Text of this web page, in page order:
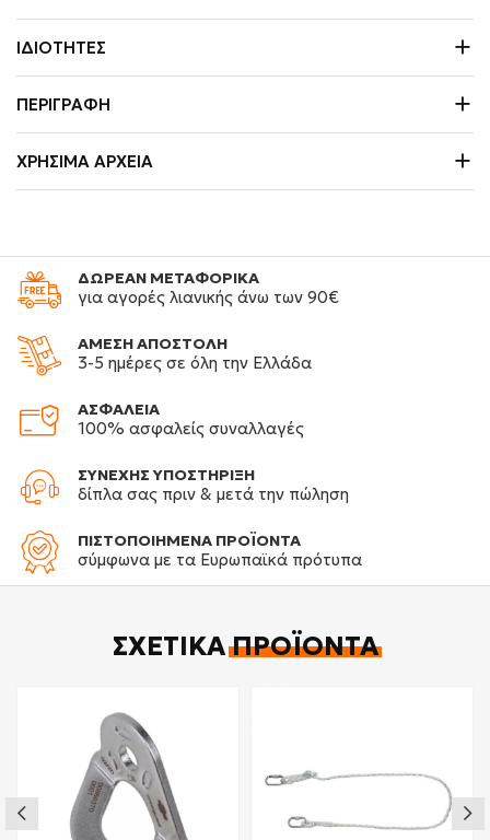
ΙΔΙΌΤΗΤΕΣ
ΠΕΡΙΓΡΑΦΉ
ΧΡΉΣΙΜΑ ΑΡΧΕΊΑ
ΔΩΡΕΑΝ ΜΕΤΑΦΟΡΙΚΑ
για αγορές λιανικής άνω των 90€
ΑΜΕΣΗ ΑΠΟΣΤΟΛΗ
3-5 ημέρες σε όλη την Ελλάδα
ΑΣΦΑΛΕΙΑ
100% ασφαλείς συναλλαγές
ΣΥΝΕΧΗΣ ΥΠΟΣΤΗΡΙΞΗ
δίπλα σας πριν & μετά την πώληση
ΠΙΣΤΟΠΟΙΗΜΕΝΑ ΠΡΟΪΟΝΤΑ
σύμφωνα με τα Ευρωπαϊκά πρότυπα
ΣΧΕΤΙΚΆΠΡΟΪΌΝΤΑ